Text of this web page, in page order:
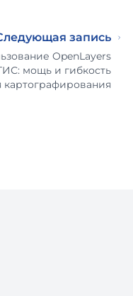
запись
OpenLayers
мощь и гибкость
картографирования